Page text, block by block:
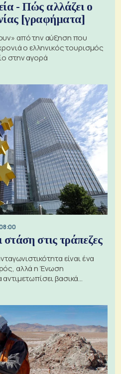
- Πώς αλλάζει ο
[γραφήματα]
από την αύξηση που
ο ελληνικός τουρισμός
στην αγορά
στις τράπεζες
είναι ένα
αλλά η Ένωση
βασικά